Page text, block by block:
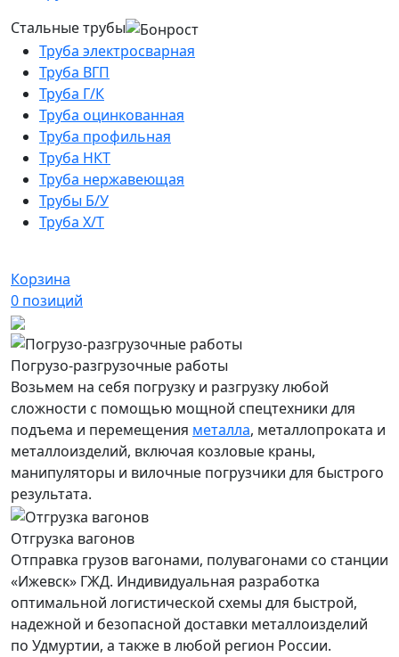
Стальные трубы
Труба электросварная
Труба ВГП
Труба Г/К
Труба оцинкованная
Труба профильная
Труба НКТ
Труба нержавеющая
Трубы Б/У
Труба Х/Т
Корзина
0 позиций
Погрузо-разгрузочные работы
Возьмем на себя погрузку и разгрузку любой
сложности с помощью мощной спецтехники для
подъема и перемещения металла, металлопроката и
металлоизделий, включая козловые краны,
манипуляторы и вилочные погрузчики для быстрого
результата.
Отгрузка вагонов
Отправка грузов вагонами, полувагонами со станции
«Ижевск» ГЖД. Индивидуальная разработка
оптимальной логистической схемы для быстрой,
надежной и безопасной доставки металлоизделий
по Удмуртии, а также в любой регион России.